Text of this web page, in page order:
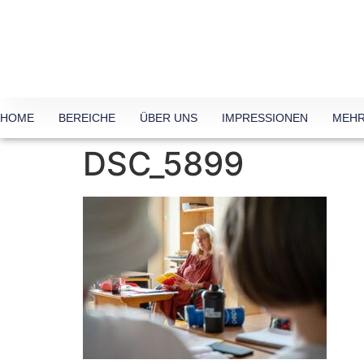
HOME BEREICHE ÜBER UNS IMPRESSIONEN
DSC_5899